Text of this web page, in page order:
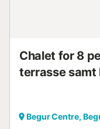
Chalet for 8
terrasse samt
Begur Centre,